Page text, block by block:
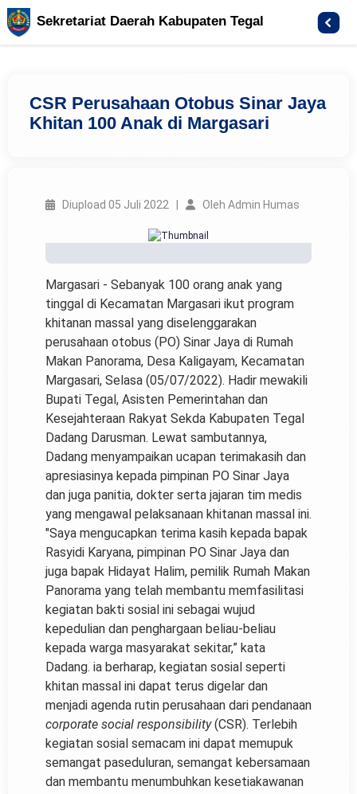
Sekretariat Daerah Kabupaten Tegal
CSR Perusahaan Otobus Sinar Jaya
Khitan 100 Anak di Margasari
Diupload 05 Juli 2022 | Oleh Admin Humas
Margasari - Sebanyak 100 orang anak yang
tinggal di Kecamatan Margasari ikut program
khitanan massal yang diselenggarakan
perusahaan otobus (PO) Sinar Jaya di Rumah
Makan Panorama, Desa Kaligayam, Kecamatan
Margasari, Selasa (05/07/2022). Hadir mewakili
Bupati Tegal, Asisten Pemerintahan dan
Kesejahteraan Rakyat Sekda Kabupaten Tegal
Dadang Darusman. Lewat sambutannya,
Dadang menyampaikan ucapan terimakasih dan
apresiasinya kepada pimpinan PO Sinar Jaya
dan juga panitia, dokter serta jajaran tim medis
yang mengawal pelaksanaan khitanan massal ini.
"Saya mengucapkan terima kasih kepada bapak
Rasyidi Karyana, pimpinan PO Sinar Jaya dan
juga bapak Hidayat Halim, pemilik Rumah Makan
Panorama yang telah membantu memfasilitasi
kegiatan bakti sosial ini sebagai wujud
kepedulian dan penghargaan beliau-beliau
kepada warga masyarakat sekitar,” kata
Dadang. ia berharap, kegiatan sosial seperti
khitan massal ini dapat terus digelar dan
menjadi agenda rutin perusahaan dari pendanaan
corporate social responsibility(CSR). Terlebih
kegiatan sosial semacam ini dapat memupuk
semangat paseduluran, semangat kebersamaan
dan membantu menumbuhkan kesetiakawanan